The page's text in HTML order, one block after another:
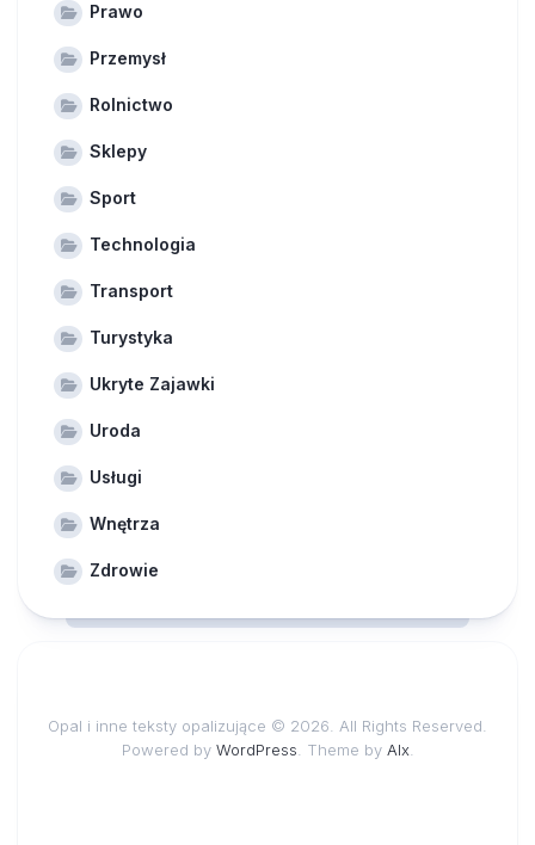
Prawo
Przemysł
Rolnictwo
Sklepy
Sport
Technologia
Transport
Turystyka
Ukryte Zajawki
Uroda
Usługi
Wnętrza
Zdrowie
Opal i inne teksty opalizujące © 2026. All Rights Reserved.
Powered by WordPress . Theme by Alx